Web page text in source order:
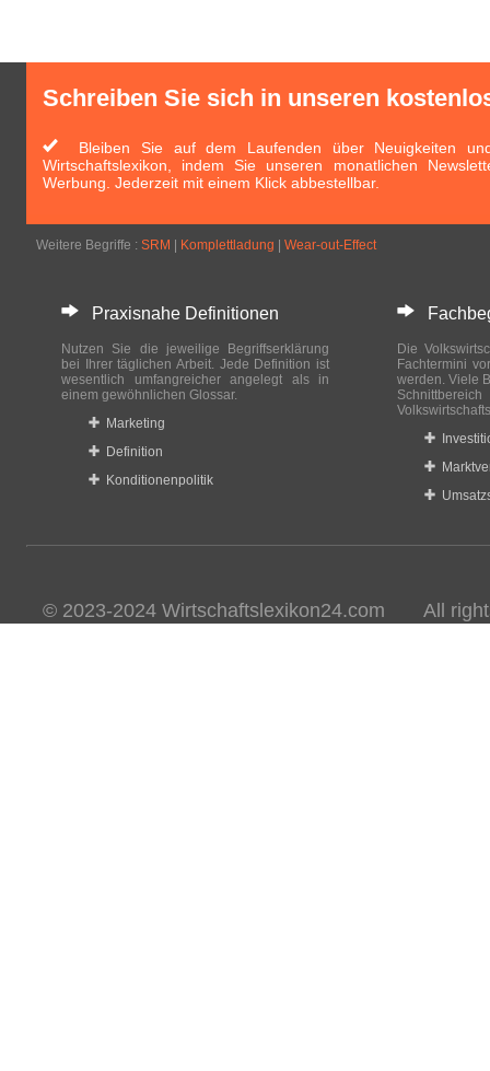
Schreiben Sie sich in unseren
Bleiben Sie auf dem Laufenden über Neuigkeiten
Wirtschaftslexikon, indem Sie unseren monatlichen
Werbung. Jederzeit mit einem Klick abbestellbar.
Weitere Begriffe : SRM Komplettladung Wear-out-Effect
Praxisnahe Definitionen
Nutzen Sie die jeweilige Begriffserklärung
bei Ihrer täglichen Arbeit. Jede Definition ist
wesentlich umfangreicher angelegt als in
einem gewöhnlichen Glossar.
Marketing
Definition
Konditionenpolitik
Die
Fachtermini
werden. Viele
© 2023-2024 Wirtschaftslexikon24.com All